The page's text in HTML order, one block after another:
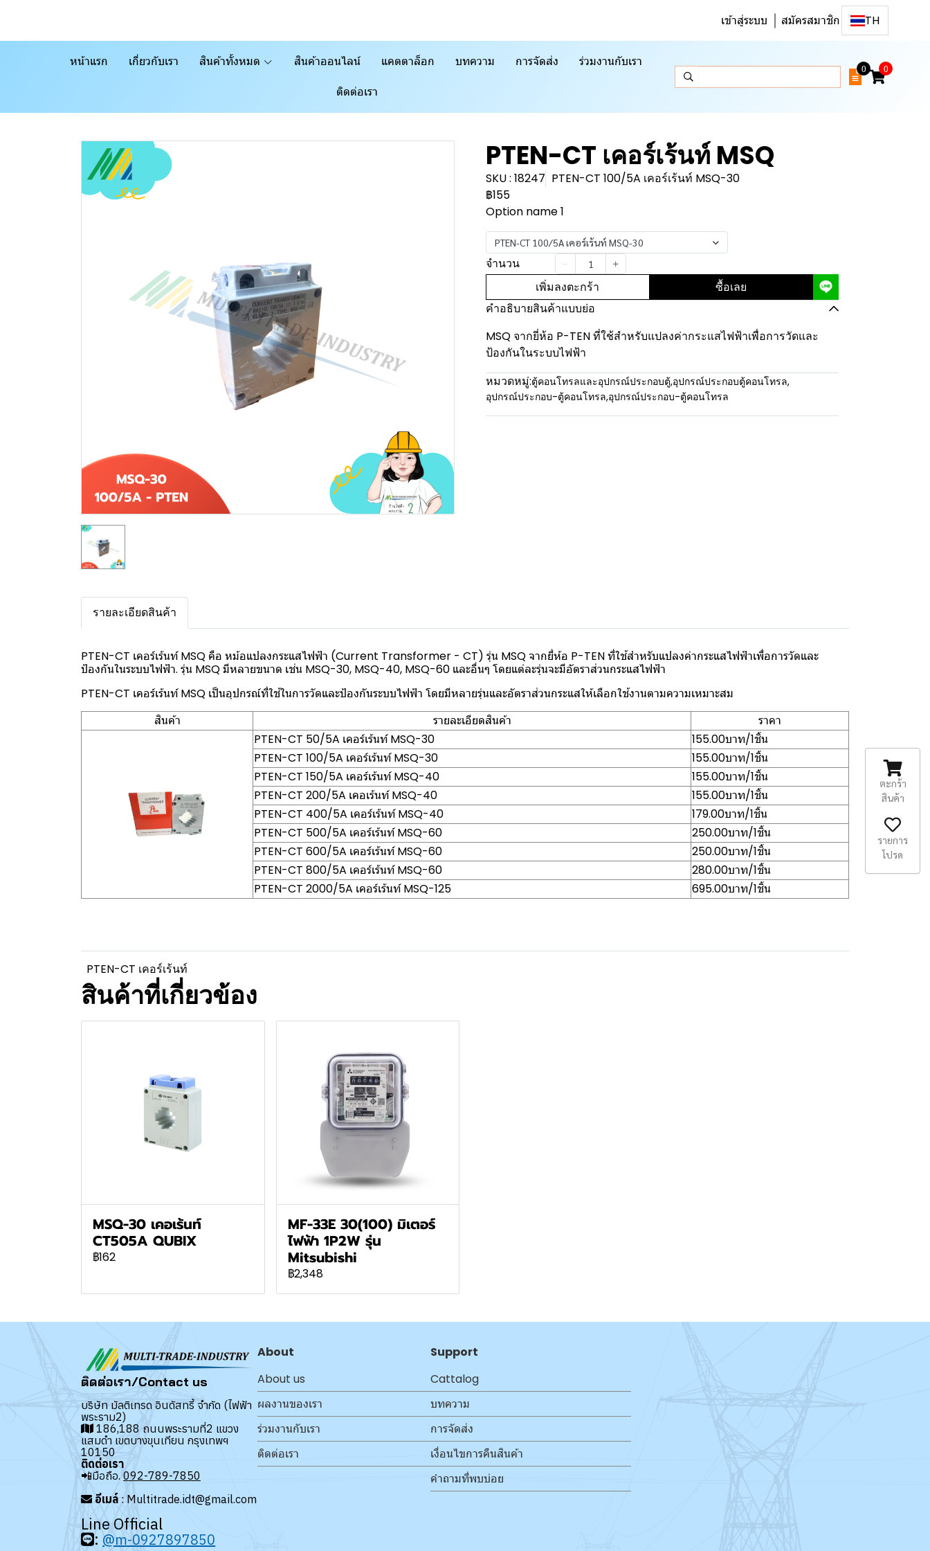
เข้าสู่ระบบ สมัครสมาชิก TH
หน้าแรก เกี่ยวกับเรา สินค้าทั้งหมด สินค้าออนไลน์ แคตตาล็อก บทความ การจัดส่ง ร่วมงานกับเรา
ติดต่อเรา
0 0
PTEN-CT เคอร์เร้นท์ MSQ
SKU : 18247 PTEN-CT 100/5A เคอร์เร้นท์ MSQ-30
฿155
Option name 1
PTEN-CT 100/5A เคอร์เร้นท์ MSQ-30
จำนวน
เพิ่มลงตะกร้า ซื้อเลย
คำอธิบายสินค้าแบบย่อ
MSQ จากยี่ห้อ P-TEN ที่ใช้สำหรับแปลงค่ากระแสไฟฟ้าเพื่อการวัดและ
ป้องกันในระบบไฟฟ้า
หมวดหมู่:ตู้คอนโทรลและอุปกรณ์ประกอบตู้,อุปกรณ์ประกอบตู้คอนโทรล,
อุปกรณ์ประกอบ-ตู้คอนโทรล,อุปกรณ์ประกอบ-ตู้คอนโทรล
รายละเอียดสินค้า
PTEN-CT เคอร์เร้นท์ MSQ คือ หม้อแปลงกระแสไฟฟ้า (Current Transformer - CT) รุ่น MSQ จากยี่ห้อ P-TEN ที่ใช้สำหรับแปลงค่ากระแสไฟฟ้าเพื่อการวัดและ
ป้องกันในระบบไฟฟ้า. รุ่น MSQ มีหลายขนาด เช่น MSQ-30, MSQ-40, MSQ-60 และอื่นๆ โดยแต่ละรุ่นจะมีอัตราส่วนกระแสไฟฟ้า
PTEN-CT เคอร์เร้นท์ MSQ เป็นอุปกรณ์ที่ใช้ในการวัดและป้องกันระบบไฟฟ้า โดยมีหลายรุ่นและอัตราส่วนกระแสให้เลือกใช้งานตามความเหมาะสม
สินค้า
รายละเอียดสินค้า
ราคา
PTEN-CT 50/5A เคอร์เร้นท์ MSQ-30
155.00บาท/1ชิ้น
PTEN-CT 100/5A เคอร์เร้นท์ MSQ-30
155.00บาท/1ชิ้น
PTEN-CT 150/5A เคอร์เร้นท์ MSQ-40
155.00บาท/1ชิ้น
PTEN-CT 200/5A เคอเร้นท์ MSQ-40
155.00บาท/1ชิ้น
PTEN-CT 400/5A เคอร์เร้นท์ MSQ-40
179.00บาท/1ชิ้น
PTEN-CT 500/5A เคอร์เร้นท์ MSQ-60
250.00บาท/1ชิ้น
PTEN-CT 600/5A เคอร์เร้นท์ MSQ-60
250.00บาท/1ชิ้น
PTEN-CT 800/5A เคอร์เร้นท์ MSQ-60
280.00บาท/1ชิ้น
PTEN-CT 2000/5A เคอร์เร้นท์ MSQ-125
695.00บาท/1ชิ้น
PTEN-CT เคอร์เร้นท์
สินค้าที่เกี่ยวข้อง
MSQ-30 เคอเร้นท์
CT505A QUBIX
฿162
MF-33E 30(100) มิเตอร์
ไฟฟ้า 1P2W รุ่น
Mitsubishi
฿2,348
ติดต่อเรา/Contact us
บริษัท มัลติเทรด อินดัสทรี้ จำกัด (ไฟฟ้า
พระราม2)
186,188 ถนนพระรามที่2 แขวง
แสมดำ เขตบางขุนเทียน กรุงเทพฯ
10150
ติดต่อเรา
📲มือถือ. 092-789-7850
อีเมล์ : Multitrade.idt@gmail.com
Line Official
: @m-0927897850
About
About us
ผลงานของเรา
ร่วมงานกับเรา
ติดต่อเรา
Support
Cattalog
บทความ
การจัดส่ง
เงื่อนไขการคืนสินค้า
คำถามที่พบบ่อย
ตะกร้า
สินค้า
รายการ
โปรด